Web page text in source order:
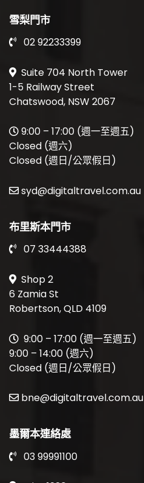
雪梨門市
02 92233399
Suite 704 North Tower
1-5 Railway Street
Chatswood, NSW 2067
9:00 – 17:00 (週一至週五)
Closed (週六)
Closed (週日/公眾假日)
syd@digitaltravel.com.au
布里斯本門市
07 33444388
Shop 2
6 Zamia St
Robertson, QLD 4109
9:00 – 17:00 (週一至週五)
9:00 – 14:00 (週六)
Closed (週日/公眾假日)
bne@digitaltravel.com.au
墨爾本連絡處
03 99991100